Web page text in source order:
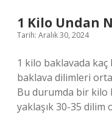
1 Kilo Undan
Tarih: Aralık 30, 2024
1 kilo baklavada
baklava dilimleri
Bu durumda bir kilo
yaklaşık 30-35 dilim